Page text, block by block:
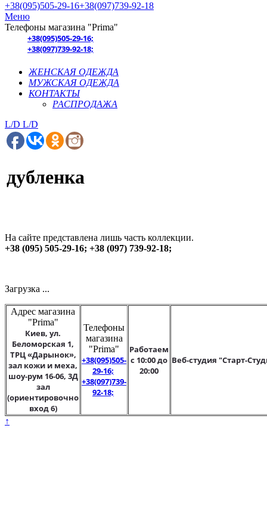
+38(095)505-29-16+38(097)739-92-18
Меню
Телефоны магазина "Prima"
+38(095)505-29-16;
+38(097)739-92-18;
ЖЕНСКАЯ ОДЕЖДА
МУЖСКАЯ ОДЕЖДА
КОНТАКТЫ
РАСПРОДАЖА
L/D L/D
дубленка
На сайте представлена лишь часть коллекции.
+38 (095) 505-29-16; +38 (097) 739-92-18;
Загрузка ...
Адрес магазина
"Prima"
Киев, ул.
Беломорская 1,
ТРЦ «Дарынок»,
зал кожи и меха,
шоу-рум 16-06, 3Д
зал
(ориентировочно
вход 6)
Телефоны
магазина
"Prima"
+38(095)505-
29-16;
+38(097)739-
92-18;
Работаем
с 10:00 до
20:00
Веб-студия "Старт-
↑